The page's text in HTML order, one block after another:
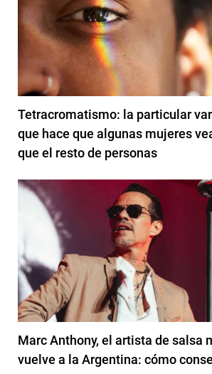
Tetracromatismo: la particular
que hace que algunas mujeres
que el resto de personas
Marc Anthony, el artista de salsa
vuelve a la Argentina: cómo